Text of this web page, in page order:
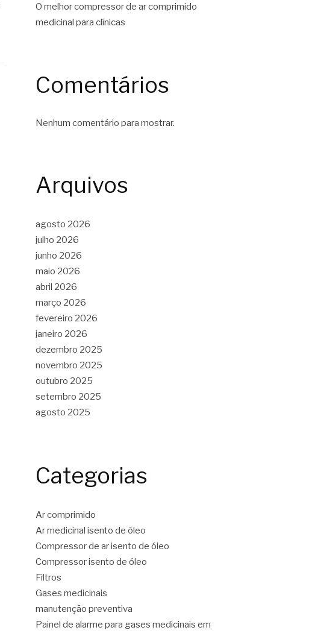
O melhor compressor de ar comprimido
medicinal para clínicas
Comentários
Nenhum comentário para mostrar.
Arquivos
agosto 2026
julho 2026
junho 2026
maio 2026
abril 2026
março 2026
fevereiro 2026
janeiro 2026
dezembro 2025
novembro 2025
outubro 2025
setembro 2025
agosto 2025
Categorias
Ar comprimido
Ar medicinal isento de óleo
Compressor de ar isento de óleo
Compressor isento de óleo
Filtros
Gases medicinais
manutenção preventiva
Painel de alarme para gases medicinais em